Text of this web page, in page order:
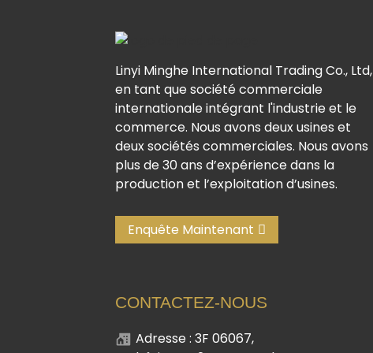
Linyi Minghe International Trading Co., Ltd,
en tant que société commerciale
internationale intégrant l'industrie et le
commerce. Nous avons deux usines et
deux sociétés commerciales. Nous avons
plus de 30 ans d’expérience dans la
production et l’exploitation d’usines.
Enquête Maintenant
CONTACTEZ-NOUS
Adresse : 3F 06067,